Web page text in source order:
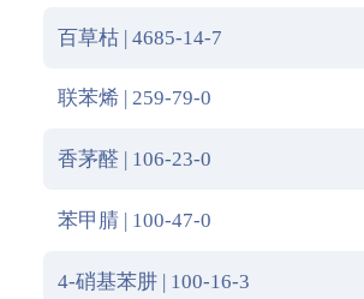
百草枯 | 4685-14-7
联苯烯 | 259-79-0
香茅醛 | 106-23-0
苯甲腈 | 100-47-0
4-硝基苯肼 | 100-16-3